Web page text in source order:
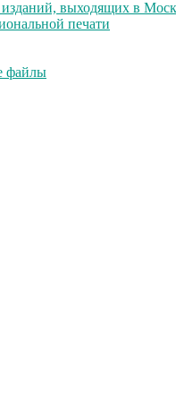
выходящих в
печати
файлы